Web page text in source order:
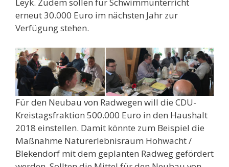
erneut 30.000 Euro im nächsten Jahr zur
Verfügung stehen.
Für den Neubau von Radwegen will die CDU-
Kreistagsfraktion 500.000 Euro in den Haushalt
2018 einstellen. Damit könnte zum Beispiel die
Maßnahme Naturerlebnisraum Hohwacht /
Blekendorf mit dem geplanten Radweg gefördert